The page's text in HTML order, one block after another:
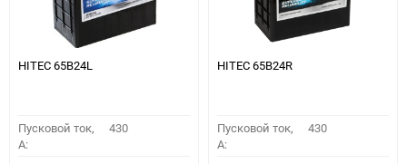
HITEC 65B24L
Пусковой ток,
A:
430
HITEC 65B24R
Пусковой ток,
A:
430